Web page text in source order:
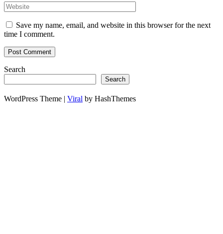
Save my name, email, and website in this browser for the next
time I comment.
Search
Search
WordPress Theme | Viral by HashThemes